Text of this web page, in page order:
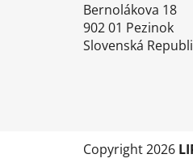
Bernolákova 18
902 01 Pezinok
Slovenská
Copyright 2026